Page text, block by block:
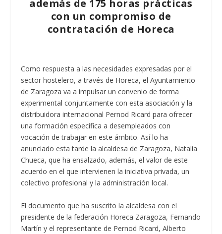
además de 175 horas prácticas
con un compromiso de
contratación de Horeca
Como respuesta a las necesidades expresadas por el
sector hostelero, a través de Horeca, el Ayuntamiento
de Zaragoza va a impulsar un convenio de forma
experimental conjuntamente con esta asociación y la
distribuidora internacional Pernod Ricard para ofrecer
una formación específica a desempleados con
vocación de trabajar en este ámbito. Así lo ha
anunciado esta tarde la alcaldesa de Zaragoza, Natalia
Chueca, que ha ensalzado, además, el valor de este
acuerdo en el que intervienen la iniciativa privada, un
colectivo profesional y la administración local.
El documento que ha suscrito la alcaldesa con el
presidente de la federación Horeca Zaragoza, Fernando
Martín y el representante de Pernod Ricard, Alberto